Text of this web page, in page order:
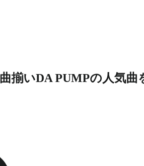
揃いDA PUMPの人気